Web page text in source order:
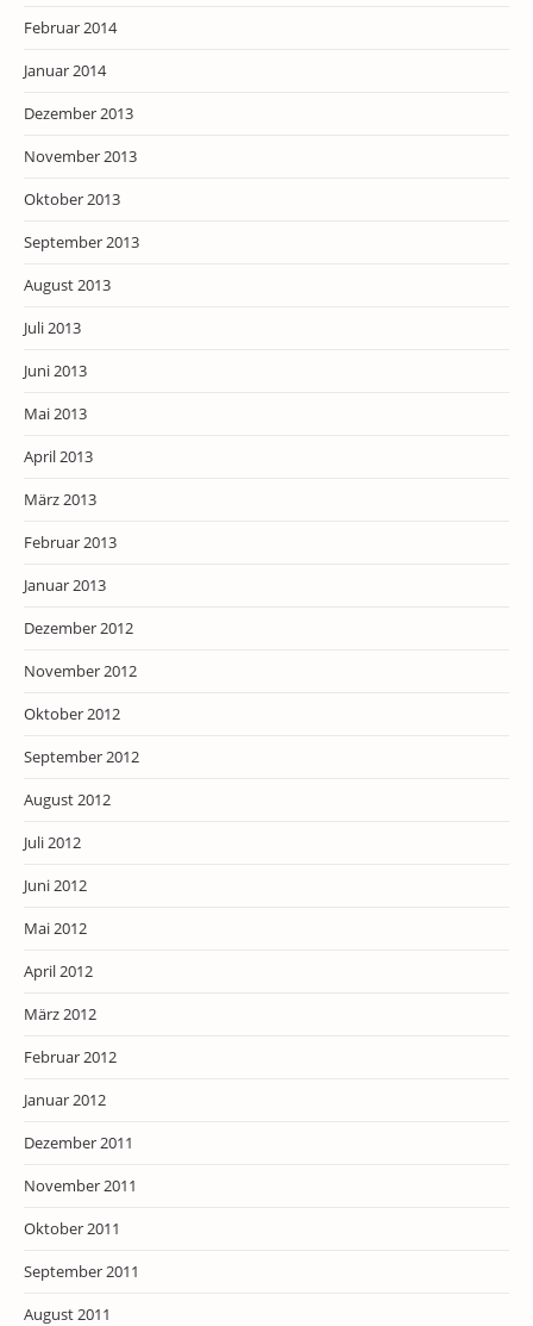
Februar 2014
Januar 2014
Dezember 2013
November 2013
Oktober 2013
September 2013
August 2013
Juli 2013
Juni 2013
Mai 2013
April 2013
März 2013
Februar 2013
Januar 2013
Dezember 2012
November 2012
Oktober 2012
September 2012
August 2012
Juli 2012
Juni 2012
Mai 2012
April 2012
März 2012
Februar 2012
Januar 2012
Dezember 2011
November 2011
Oktober 2011
September 2011
August 2011